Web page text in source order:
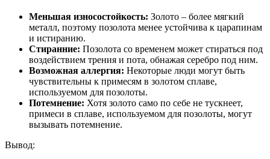
Меньшая износостойкость: Золото – более мягкий
металл, поэтому позолота менее устойчива к царапинам
и истиранию.
Стиранние: Позолота со временем может стираться под
воздействием трения и пота, обнажая серебро под ним.
Возможная аллергия: Некоторые люди могут быть
чувствительны к примесям в золотом сплаве,
используемом для позолоты.
Потемнение: Хотя золото само по себе не тускнеет,
примеси в сплаве, используемом для позолоты, могут
вызывать потемнение.
Вывод: